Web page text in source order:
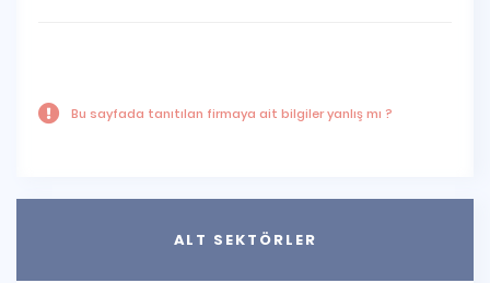
Bu sayfada tanıtılan firmaya ait bilgiler yanlış mı ?
ALT SEKTÖRLER